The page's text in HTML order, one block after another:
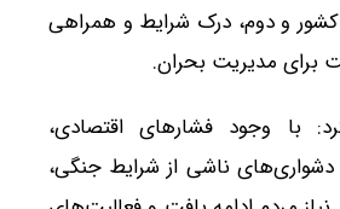
کشور و دوم، درک شرایط و همراهی
برای مدیریت بحران.
با وجود فشارهای اقتصادی،
ناشی از شرایط جنگی،